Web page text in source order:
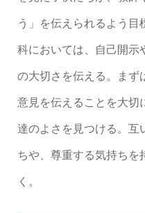
う」を伝えられるよう
科においては、自己開示
の大切さを伝える。まず
意見を伝えることを大切
達のよさを見つける。互
ちや、尊重する気持ちを
く。